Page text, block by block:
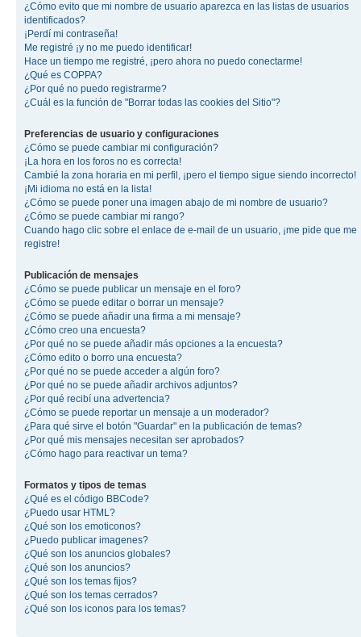
¿Cómo evito que mi nombre de usuario aparezca en las listas de usuarios
identificados?
¡Perdí mi contraseña!
Me registré ¡y no me puedo identificar!
Hace un tiempo me registré, ¡pero ahora no puedo conectarme!
¿Qué es COPPA?
¿Por qué no puedo registrarme?
¿Cuál es la función de "Borrar todas las cookies del Sitio"?
Preferencias de usuario y configuraciones
¿Cómo se puede cambiar mi configuración?
¡La hora en los foros no es correcta!
Cambié la zona horaria en mi perfil, ¡pero el tiempo sigue siendo incorrecto!
¡Mi idioma no está en la lista!
¿Cómo se puede poner una imagen abajo de mi nombre de usuario?
¿Cómo se puede cambiar mi rango?
Cuando hago clic sobre el enlace de e-mail de un usuario, ¡me pide que me
registre!
Publicación de mensajes
¿Cómo se puede publicar un mensaje en el foro?
¿Cómo se puede editar o borrar un mensaje?
¿Cómo se puede añadir una firma a mi mensaje?
¿Cómo creo una encuesta?
¿Por qué no se puede añadir más opciones a la encuesta?
¿Cómo edito o borro una encuesta?
¿Por qué no se puede acceder a algún foro?
¿Por qué no se puede añadir archivos adjuntos?
¿Por qué recibí una advertencia?
¿Cómo se puede reportar un mensaje a un moderador?
¿Para qué sirve el botón "Guardar" en la publicación de temas?
¿Por qué mis mensajes necesitan ser aprobados?
¿Cómo hago para reactivar un tema?
Formatos y tipos de temas
¿Qué es el código BBCode?
¿Puedo usar HTML?
¿Qué son los emoticonos?
¿Puedo publicar imagenes?
¿Qué son los anuncios globales?
¿Qué son los anuncios?
¿Qué son los temas fijos?
¿Qué son los temas cerrados?
¿Qué son los iconos para los temas?